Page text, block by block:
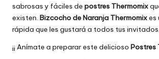
sabrosas y fáciles de postres Thermomix
existen. Bizcocho de Naranja Thermomixes
rápida que les gustará a todos tus invitados.
¡¡ Anímate a preparar este delicioso Postres